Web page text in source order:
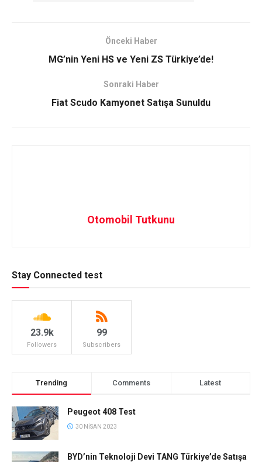
Önceki Haber
MG’nin Yeni HS ve Yeni ZS Türkiye’de!
Sonraki Haber
Fiat Scudo Kamyonet Satışa Sunuldu
Otomobil Tutkunu
Stay Connected test
23.9k
Followers
99
Subscribers
Trending Comments Latest
Peugeot 408 Test
30 NISAN 2023
BYD’nin Teknoloji Devi TANG Türkiye’de Satışa